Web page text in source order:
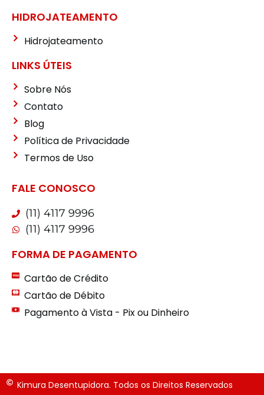
HIDROJATEAMENTO
Hidrojateamento
LINKS ÚTEIS
Sobre Nós
Contato
Blog
Política de Privacidade
Termos de Uso
FALE CONOSCO
(11) 4117 9996
(11) 4117 9996
FORMA DE PAGAMENTO
Cartão de Crédito
Cartão de Débito
Pagamento à Vista - Pix ou Dinheiro
Kimura Desentupidora. Todos os Direitos Reservados